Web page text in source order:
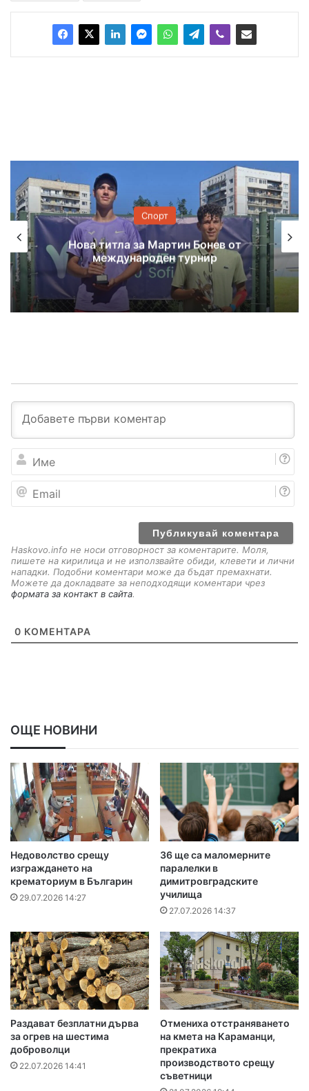
Спорт
Нова титла за Мартин Бонев от
международен турнир
е
a
Haskovo.info не носи отговорност за коментарите. Моля,
пишете на кирилица и не използвайте обиди, клевети и лични
нападки. Подобни коментари може да бъдат премахнати.
Можете да докладвате за неподходящи коментари чрез
формата за контакт в сайта.
0 КОМЕНТАРА
ОЩЕ НОВИНИ
Недоволство срещу
изграждането на
крематориум в Българин
29.07.2026 14:27
36 ще са маломерните
паралелки в
димитровградските
училища
27.07.2026 14:37
Раздават безплатни дърва
за огрев на шестима
доброволци
22.07.2026 14:41
Отмениха отстраняването
на кмета на Караманци,
прекратиха
производството срещу
съветници